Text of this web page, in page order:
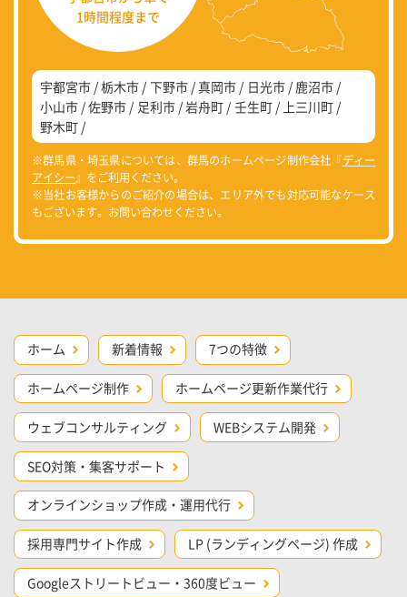
1時間程度まで
宇都宮市 栃木市 下野市 真岡市 日光市
鹿沼市
小山市 佐野市 足利市 岩舟町 壬生町
上三川町
野木町
※群馬県・埼玉県については、群馬のホームページ制作会社『ディー
アイシー』をご利用ください。
※当社お客様からのご紹介の場合は、エリア外でも対応可能なケース
もございます。お問い合わせください。
ホーム 新着情報 7つの特徴
ホームページ制作 ホームページ更新作業代行
ウェブコンサルティング WEBシステム開発
SEO対策・集客サポート
オンラインショップ作成・運用代行
採用専門サイト作成 LP (ランディングページ) 作成
Googleストリートビュー・360度ビュー